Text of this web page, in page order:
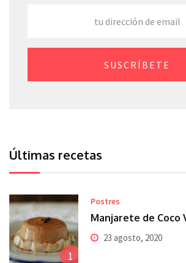
SUSCRÍBETE
Últimas recetas
1
Postres
Manjarete de Coco
23 agosto, 2020